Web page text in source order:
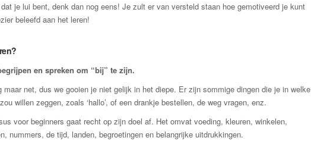
je lui bent, denk dan nog eens! Je zult er van versteld staan hoe gemotiveerd je kunt
beleefd aan het leren!
en spreken om “bij” te zijn.
maar net, dus we gooien je niet gelijk in het diepe. Er zijn sommige dingen die je in welke
willen zeggen, zoals ‘hallo’, of een drankje bestellen, de weg vragen, enz.
voor beginners gaat recht op zijn doel af. Het omvat voeding, kleuren, winkelen,
nummers, de tijd, landen, begroetingen en belangrijke uitdrukkingen.